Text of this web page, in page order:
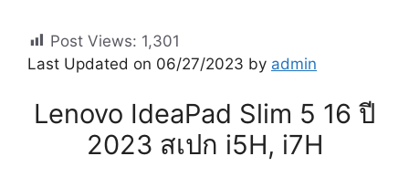
Post Views: 1,301
Last Updated on 06/27/2023 by admin
Lenovo IdeaPad Slim 5 16 ปี
2023 สเปก i5H, i7H